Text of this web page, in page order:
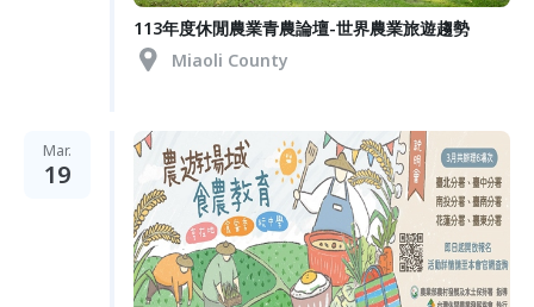
113年度休閒農業青農論壇-世界農業旅遊趨勢
Miaoli County
Mar.
19